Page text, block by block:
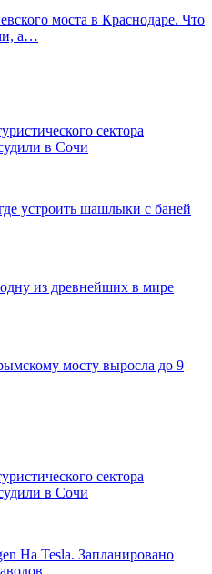
моста в Краснодаре. Что
а…
сектора
в Сочи
устроить шашлыки с баней
из древнейших в мире
мосту выросла до 9
сектора
в Сочи
На Tesla. Запланировано